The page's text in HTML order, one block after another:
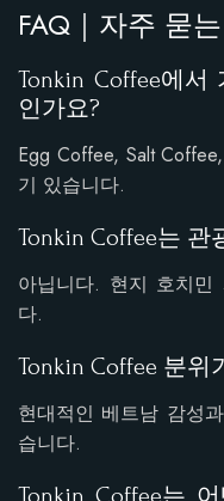
FAQ｜자주 묻
Tonkin Coffee에
인가요?
Egg Coffee, Salt
기 있습니다.
Tonkin Coffee는 관
아닙니다. 현지 호치민
다.
Tonkin Coffee 분위
현대적인 베트남 감성
습니다.